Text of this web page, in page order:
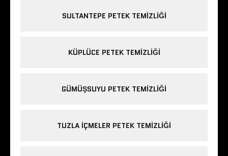
SULTANTEPE PETEK TEMIZLIĞI
KÜPLÜCE PETEK TEMIZLIĞI
GÜMÜŞSUYU PETEK TEMIZLIĞI
TUZLA IÇMELER PETEK TEMIZLIĞI